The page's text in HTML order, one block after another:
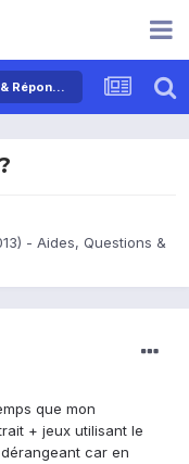
Nouvelle Nexus 7 (2013) - Aides, Questions & Réponses
- Aides, Questions &
que mon
+ jeux utilisant le
car en